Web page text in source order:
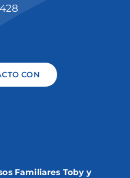
CON
Familiares Toby y